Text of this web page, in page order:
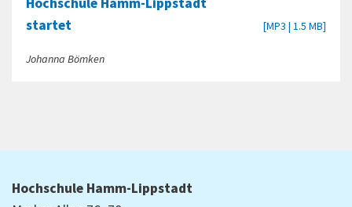
startet
[MP3 | 1.5 MB]
Johanna Bömken
Hochschule Hamm-Lippstadt